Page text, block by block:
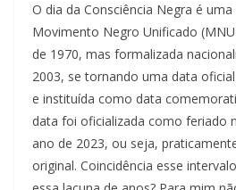
O dia da Consciência Negra é
Movimento Negro Unificado
de 1970, mas formalizada
2003, se tornando uma data
e instituída como data
data foi oficializada como feriado
ano de 2023, ou seja,
original. Coincidência esse